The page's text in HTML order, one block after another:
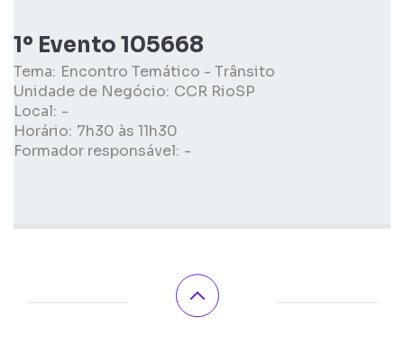
1º Evento 105668
Tema: Encontro Temático - Trânsito
Unidade de Negócio: CCR RioSP
Local: -
Horário: 7h30 às 11h30
Formador responsável: -